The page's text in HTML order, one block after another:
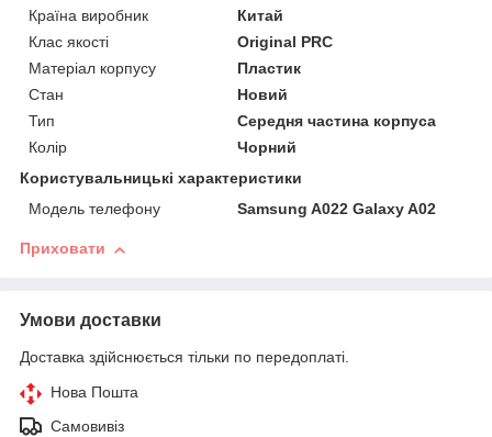
Країна виробник
Китай
Клас якості
Original PRC
Матеріал корпусу
Пластик
Стан
Новий
Тип
Середня частина корпуса
Колір
Чорний
Користувальницькі характеристики
Модель телефону
Samsung A022 Galaxy A02
Приховати
Умови доставки
Доставка здійснюється тільки по передоплаті.
Нова Пошта
Самовивіз